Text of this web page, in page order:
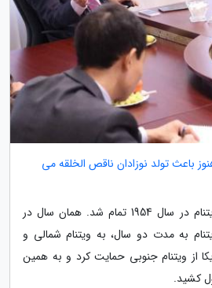
باعث تولد نوزادان ناقص الخلقه می
جنگ 9 ساله، با پیروزی ویتنام در سال 1954 تمام شد. همان سال در
به مدت دو سال، به ویتنام شمالی و
از ویتنام جنوبی حمایت کرد و به همین